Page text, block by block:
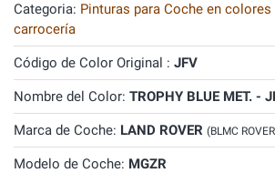
Categoria: Pinturas para Coche en
carrocería
Código de Color Original : JFV
Nombre del Color: TROPHY BLUE MET. -
Marca de Coche: LAND ROVER (BLMC
Modelo de Coche: MGZR